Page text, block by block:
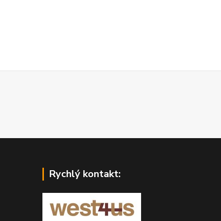
Rychlý kontakt: